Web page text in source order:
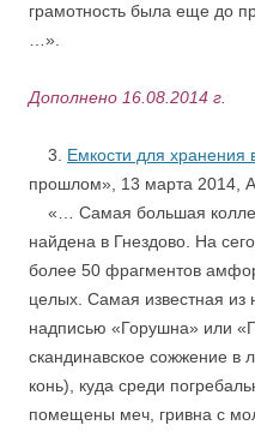
грамотность была еще до
…».
Дополнено 16.08.2014 г.
3. Емкости для хранения
прошлом», 13 марта 2014,
«… Самая большая
найдена в Гнездово. На
более 50 фрагментов
целых. Самая известная из
надписью «Горушна» или
скандинавское сожжение в
конь), куда среди
помещены меч, гривна с